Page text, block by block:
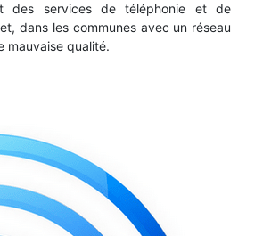
des services de téléphonie et de
dans les communes avec un réseau
mauvaise qualité.